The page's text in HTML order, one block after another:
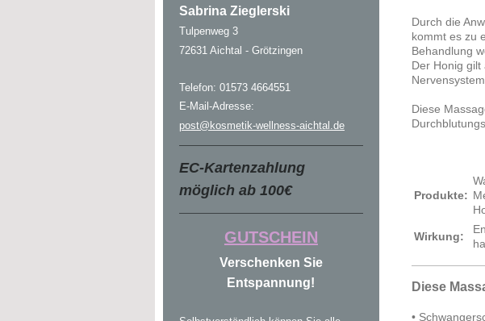
Durch die
kommt es zu
Behandlung
Der Honig
Nervensystem.
Diese
Produkte:
Wirkung:
Diese
•
Sabrina Zieglerski
Tulpenweg 3
72631 Aichtal - Grötzingen
Telefon: 01573 4664551
E-Mail-Adresse:
post@kosmetik-wellness-aichtal .de
EC-Kartenzahlung
möglich ab 100€
GUTSCHEIN
Verschenken Sie
Entspannung!